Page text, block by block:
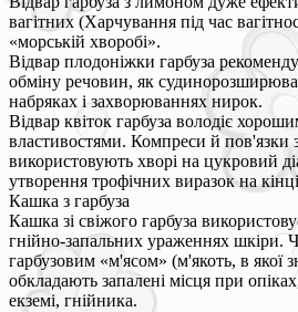
вагітних (Харчування під час
«морській хворобі».
Відвар плодоніжки гарбуза
обміну речовин, як
набряках і захворюваннях нирок.
Відвар квіток гарбуза володіє
властивостями. Компреси й пов'язки
використовують хворі на цукровий
утворення трофічних виразок на
Кашка з гарбуза
Кашка зі свіжого гарбуза
гнійно-запальних ураженнях шкіри.
гарбузовим «м'ясом» (м'якоть, в якої
обкладають запалені місця при
екземі, гнійника.